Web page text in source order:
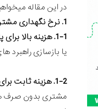
در این مقاله
1. نرخ نگهداری مشتری:
1-1. هزینه بالا برای پاسخ های ثابت:
یا بازسازی راهبرد
1-2. هزینه ثابت برای پاسخ های بالا:
مشتری بدون صرف